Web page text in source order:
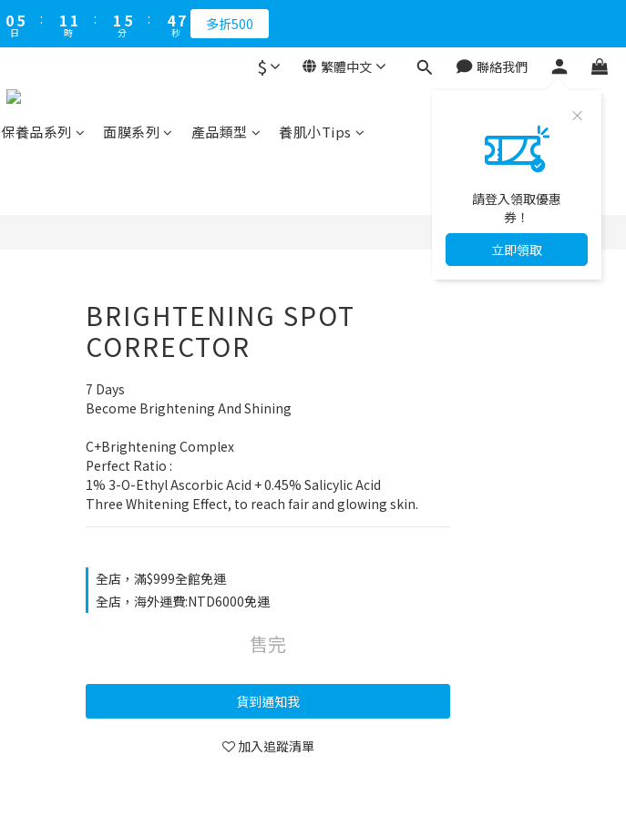
05
4
1
0
日
:
1
0
1
0
時
:
1
0
5
4
0
分
:
4
3
6
5
秒 多折500
$ 繁體中文 聯絡我們
請登入領取優惠
券！
立即領取
保養品系列 面膜系列 產品類型
養肌小Tips
BRIGHTENING SPOT
CORRECTOR
7 Days
Become Brightening And Shining
C+Brightening Complex
Perfect Ratio :
1% 3-O-Ethyl Ascorbic Acid + 0.45% Salicylic Acid
Three Whitening Effect, to reach fair and glowing skin.
全店，滿$999全館免運
全店，海外運費:NTD6000免運
售完
貨到通知我
加入追蹤清單